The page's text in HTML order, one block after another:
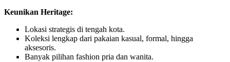
Keunikan Heritage:
Lokasi strategis di tengah kota.
Koleksi lengkap dari pakaian kasual, formal, hingga
aksesoris.
Banyak pilihan fashion pria dan wanita.